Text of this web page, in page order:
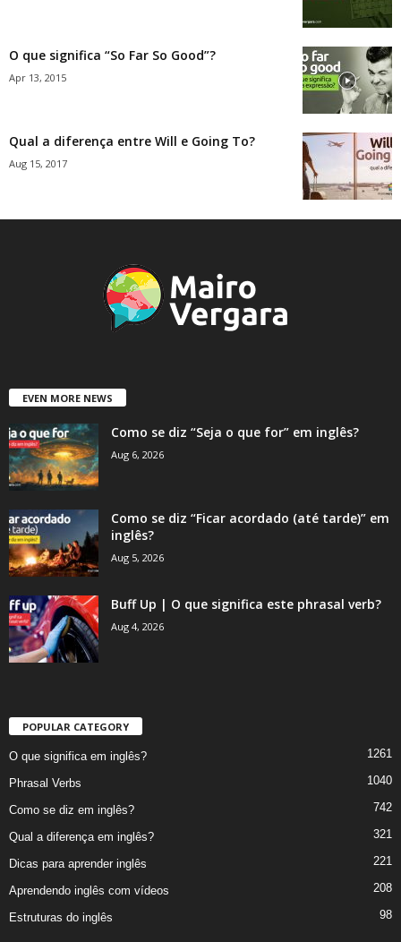
O que significa “So Far So Good”?
Apr 13, 2015
Qual a diferença entre Will e Going To?
Aug 15, 2017
EVEN MORE NEWS
Como se diz “Seja o que for” em inglês?
Aug 6, 2026
Como se diz “Ficar acordado (até tarde)” em
inglês?
Aug 5, 2026
Buff Up | O que significa este phrasal verb?
Aug 4, 2026
POPULAR CATEGORY
O que significa em inglês? 1261
Phrasal Verbs 1040
Como se diz em inglês? 742
Qual a diferença em inglês? 321
Dicas para aprender inglês 221
Aprendendo inglês com vídeos 208
Estruturas do inglês 98